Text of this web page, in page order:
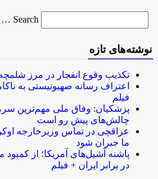
for
Search …
نوشته‌های تازه
تکذیب وقوع انفجار در مرز شلمچه
اعتراف رسانه صهیونیستی به
فیلم
پزشکیان: وفاق ملی مهم‌ترین
چالش‌های پیش رو است
عراقچی در تماس وزیرخارجه
ما جبران شود
پاشنه آشیل‌های آمریکا؛ از
در برابر ایران + فیلم